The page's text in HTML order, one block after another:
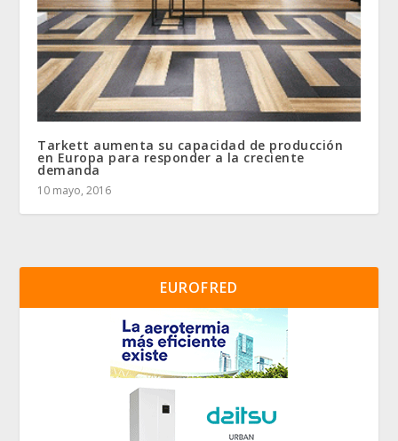
Tarkett aumenta su capacidad de producción
en Europa para responder a la creciente
demanda
10 mayo, 2016
EUROFRED